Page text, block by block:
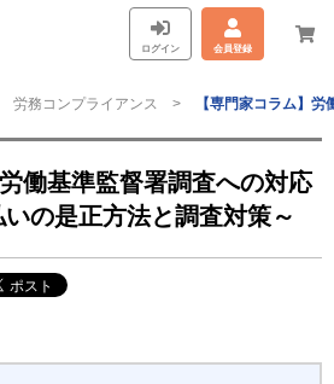
ログイン 会員登録
労務コンプライアンス 【専門家コラム】
働基準監督署調査への対応
の是正方法と調査対策～